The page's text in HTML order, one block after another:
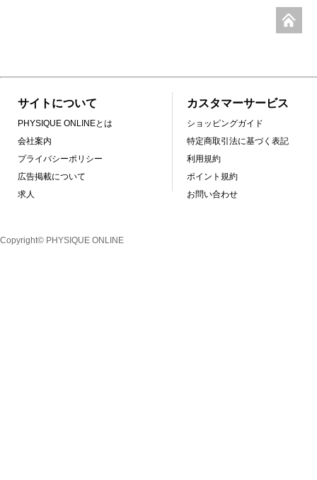
サイトについて
PHYSIQUE ONLINEとは
会社案内
プライバシーポリシー
広告掲載について
求人
カスタマーサービス
ショッピングガイド
特定商取引法に基づく表記
利用規約
ポイント規約
お問い合わせ
Copyright© PHYSIQUE ONLINE